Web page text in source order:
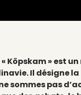
« Köpskam » est
Il désigne
sommes pas